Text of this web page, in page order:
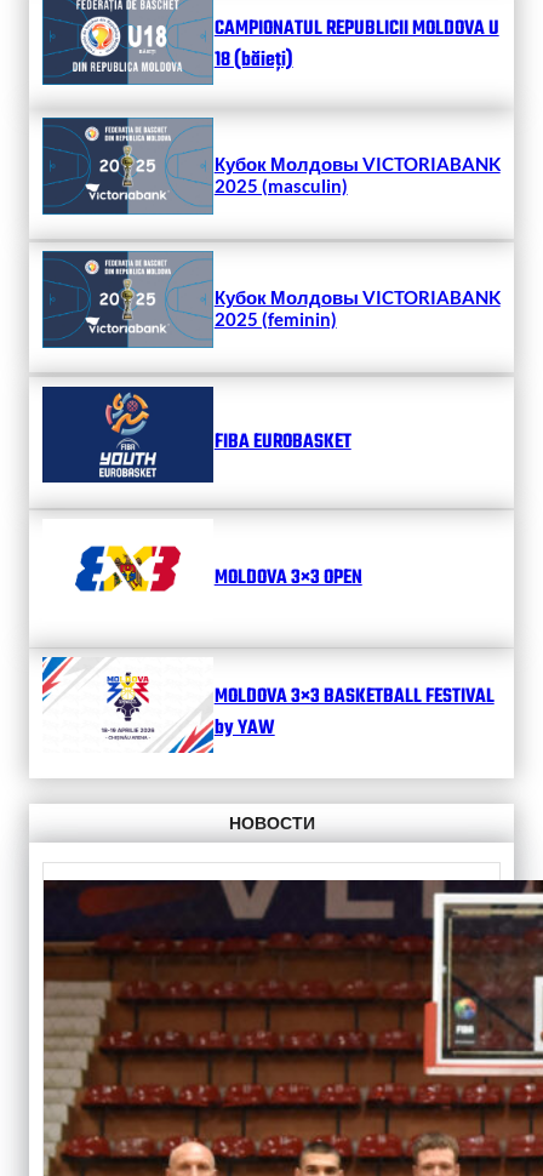
CAMPIONATUL REPUBLICII MOLDOVA U
18 (băieți)
Кубок Молдовы VICTORIABANK
2025 (masculin)
Кубок Молдовы VICTORIABANK
2025 (feminin)
FIBA EUROBASKET
MOLDOVA 3×3 OPEN
MOLDOVA 3×3 BASKETBALL FESTIVAL
by YAW
НОВОСТИ